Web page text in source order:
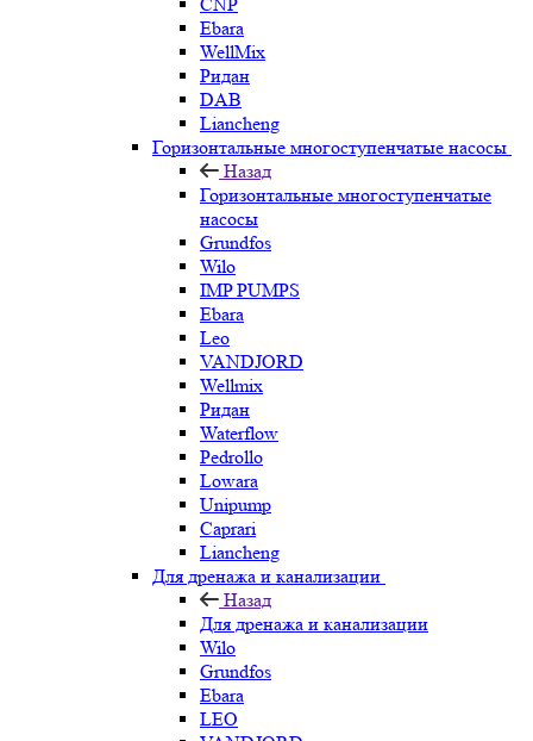
Ebara
WellMix
Ридан
DAB
Liancheng
Горизонтальные многоступенчатые насосы
Назад
Горизонтальные многоступенчатые
насосы
Grundfos
Wilo
IMP PUMPS
Ebara
Leo
VANDJORD
Wellmix
Ридан
Waterflow
Pedrollo
Lowara
Unipump
Caprari
Liancheng
Для дренажа и канализации
Назад
Для дренажа и канализации
Wilo
Grundfos
Ebara
LEO